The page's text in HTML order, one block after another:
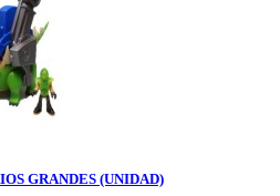
GRANDES (UNIDAD)